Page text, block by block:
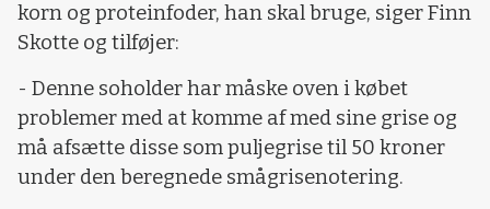
korn og proteinfoder, han skal bruge, siger Finn
Skotte og tilføjer:
- Denne soholder har måske oven i købet
problemer med at komme af med sine grise og
må afsætte disse som puljegrise til 50 kroner
under den beregnede smågrisenotering.